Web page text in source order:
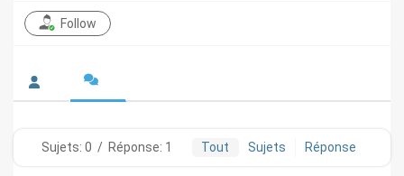
Follow
Sujets: 0 / Réponse: 1 Tout Sujets Réponse